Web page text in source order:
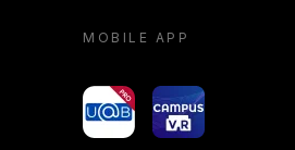
MOBILE APP
yoU@B Campus VR